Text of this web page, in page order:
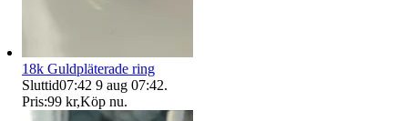
18k Guldpläterade ring
Sluttid07:42 9 aug 07:42.
Pris:99 kr,Köp nu.